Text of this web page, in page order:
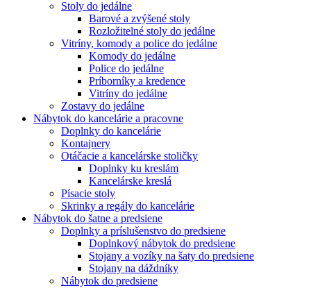
Stoly do jedálne
Barové a zvýšené stoly
Rozložitelné stoly do jedálne
Vitríny, komody a police do jedálne
Komody do jedálne
Police do jedálne
Príborníky a kredence
Vitríny do jedálne
Zostavy do jedálne
Nábytok do kancelárie a pracovne
Doplnky do kancelárie
Kontajnery
Otáčacie a kancelárske stoličky
Doplnky ku kreslám
Kancelárske kreslá
Písacie stoly
Skrinky a regály do kancelárie
Nábytok do šatne a predsiene
Doplnky a príslušenstvo do predsiene
Doplnkový nábytok do predsiene
Stojany a vozíky na šaty do predsiene
Stojany na dáždníky
Nábytok do predsiene